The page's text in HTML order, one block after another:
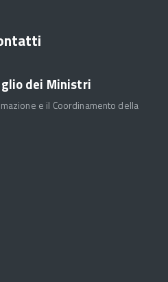
dei Ministri
e il Coordinamento della